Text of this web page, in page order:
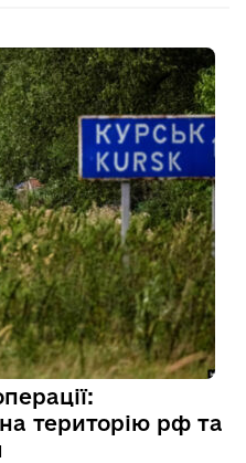
територію рф та